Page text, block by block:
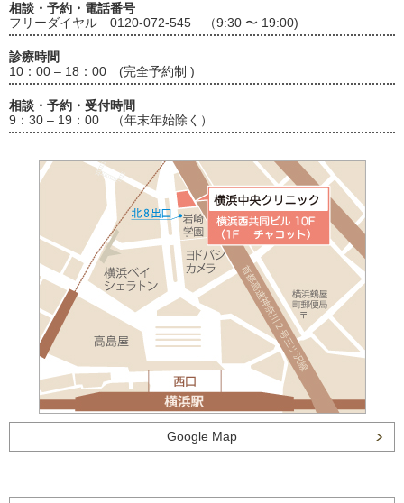
相談・予約・電話番号
フリーダイヤル 0120-072-545 （9:30 〜 19:00)
診療時間
10：00 – 18：00 (完全予約制 )
相談・予約・受付時間
9：30 – 19：00 （年末年始除く）
Google Map